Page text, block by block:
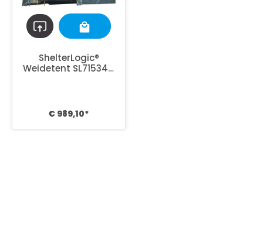
ShelterLogic®
Weidetent SL71534 -
€ 989,10*